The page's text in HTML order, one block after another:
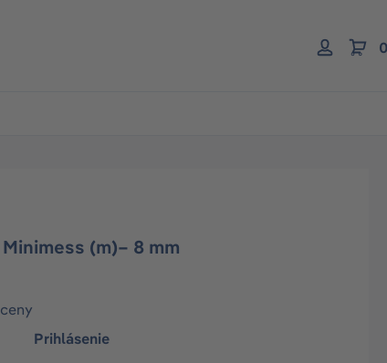
(m)– 8 mm
Prihlásenie